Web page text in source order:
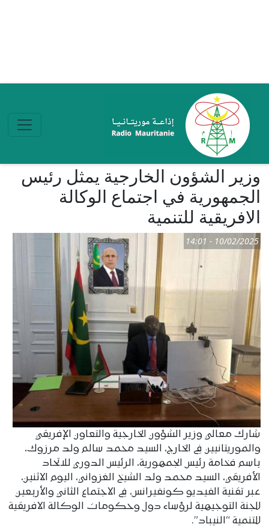
وزير الشؤون الخارجية يمثل رئيس
الجمهورية في اجتماع الوكالة
الافريقية للتنمية
10/02/2025 - 14:01
شارك معالي وزير الشؤون الخارجية والتعاون الإفريقي
والموريتانيين في الخارج، السيد محمد سالم ولد مرزوك،
باسم فخامة رئيس الجمهورية، الرئيس الدوري للاتحاد
الأفريقي، السيد محمد ولد الشيخ الغزواني، اليوم الاثنين،
عبر تقنية الفيديو كونفيرانس، في الاجتماع الثاني والأربعين
للجنة التوجيهية لرؤساء دول وحكومات الوكالة الافريقية
للتنمية “النيباد”.